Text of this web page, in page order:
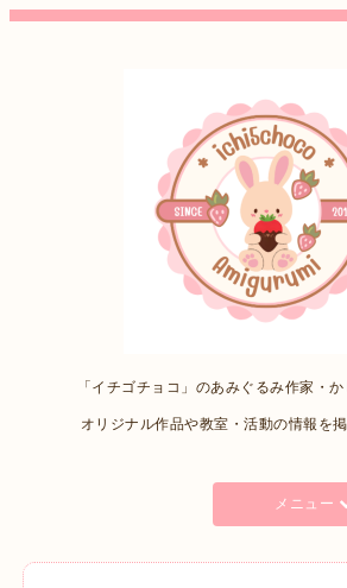
「イチゴチョコ」のあみぐるみ作家・か
オリジナル作品や教室・活動の情報を掲
メニュー